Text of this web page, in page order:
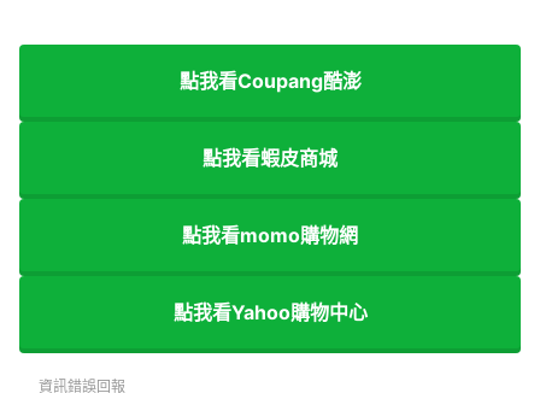
點我看Coupang酷澎
點我看蝦皮商城
點我看momo購物網
點我看Yahoo購物中心
資訊錯誤回報